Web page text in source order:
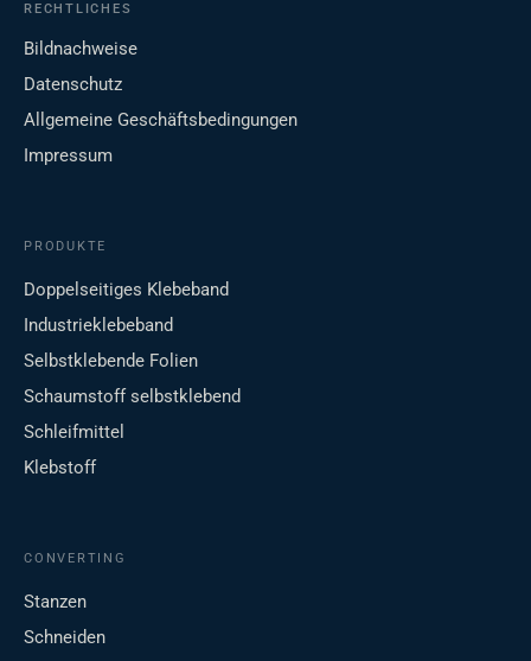
RECHTLICHES
Bildnachweise
Datenschutz
Allgemeine Geschäftsbedingungen
Impressum
PRODUKTE
Doppelseitiges Klebeband
Industrieklebeband
Selbstklebende Folien
Schaumstoff selbstklebend
Schleifmittel
Klebstoff
CONVERTING
Stanzen
Schneiden